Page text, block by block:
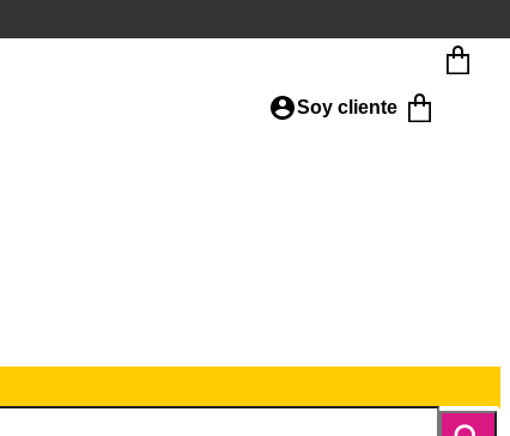
Soy cliente